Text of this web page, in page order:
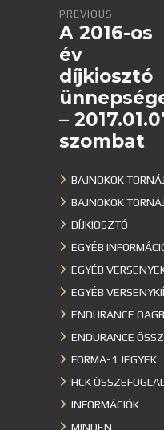
PREVIOUS
A 2016-os
év
díjkiosztó
–
szombat
BAJNOKOK
BAJNOKOK
DÍJKIOSZTÓ
EGYÉB
EGYÉB
EGYÉB
ENDURANCE
ENDURANCE
FORMA-1 JEGYEK
HCK
INFORMÁCIÓK
MINDEN